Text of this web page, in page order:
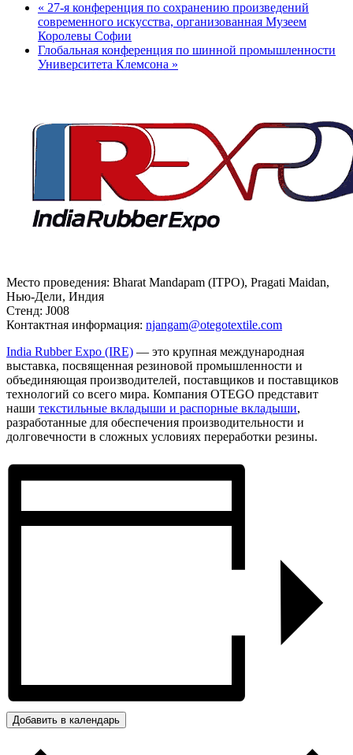
« 27-я конференция по сохранению произведений
современного искусства, организованная Музеем
Королевы Софии
Глобальная конференция по шинной промышленности
Университета Клемсона »
Место проведения: Bharat Mandapam (ITPO), Pragati Maidan,
Нью-Дели, Индия
Стенд: J008
Контактная информация: njangam@otegotextile.com
India Rubber Expo (IRE) — это крупная международная
выставка, посвященная резиновой промышленности и
объединяющая производителей, поставщиков и поставщиков
технологий со всего мира. Компания OTEGO представит
наши текстильные вкладыши и распорные вкладыши,
разработанные для обеспечения производительности и
долговечности в сложных условиях переработки резины.
Добавить в календарь